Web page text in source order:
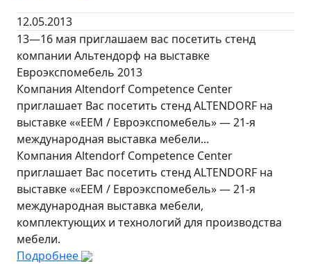
12.05.2013
13—16 мая приглашаем вас посетить стенд
компании Альтендорф на выставке
Евроэкспомебель 2013
Компания Altendorf Competence Center
приглашает Вас посетить стенд ALTENDORF на
выставке ««ЕЕМ / Евроэкспомебель» — 21-я
международная выставка мебели...
Компания Altendorf Competence Center
приглашает Вас посетить стенд ALTENDORF на
выставке ««ЕЕМ / Евроэкспомебель» — 21-я
международная выставка мебели,
комплектующих и технологий для производства
мебели.
Подробнее